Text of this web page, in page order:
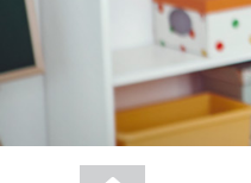
İdari Birimler
Mevzuat
Onursal Doktora